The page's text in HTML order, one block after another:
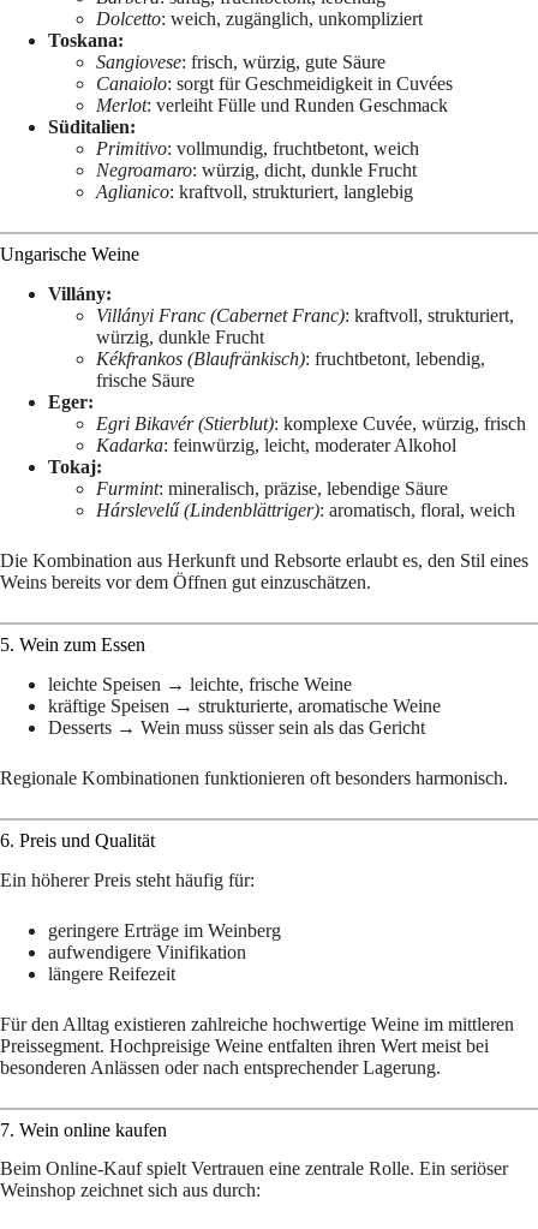
Dolcetto: weich, zugänglich, unkompliziert
Toskana:
Sangiovese: frisch, würzig, gute Säure
Canaiolo: sorgt für Geschmeidigkeit in Cuvées
Merlot: verleiht Fülle und Runden Geschmack
Süditalien:
Primitivo: vollmundig, fruchtbetont, weich
Negroamaro: würzig, dicht, dunkle Frucht
Aglianico: kraftvoll, strukturiert, langlebig
Ungarische Weine
Villány:
Villányi Franc (Cabernet Franc): kraftvoll, strukturiert,
würzig, dunkle Frucht
Kékfrankos (Blaufränkisch): fruchtbetont, lebendig,
frische Säure
Eger:
Egri Bikavér (Stierblut): komplexe Cuvée, würzig, frisch
Kadarka: feinwürzig, leicht, moderater Alkohol
Tokaj:
Furmint: mineralisch, präzise, lebendige Säure
Hárslevelű (Lindenblättriger): aromatisch, floral, weich
Die Kombination aus Herkunft und Rebsorte erlaubt es, den Stil eines
Weins bereits vor dem Öffnen gut einzuschätzen.
5. Wein zum Essen
leichte Speisen → leichte, frische Weine
kräftige Speisen → strukturierte, aromatische Weine
Desserts → Wein muss süsser sein als das Gericht
Regionale Kombinationen funktionieren oft besonders harmonisch.
6. Preis und Qualität
Ein höherer Preis steht häufig für:
geringere Erträge im Weinberg
aufwendigere Vinifikation
längere Reifezeit
Für den Alltag existieren zahlreiche hochwertige Weine im mittleren
Preissegment. Hochpreisige Weine entfalten ihren Wert meist bei
besonderen Anlässen oder nach entsprechender Lagerung.
7. Wein online kaufen
Beim Online-Kauf spielt Vertrauen eine zentrale Rolle. Ein seriöser
Weinshop zeichnet sich aus durch: